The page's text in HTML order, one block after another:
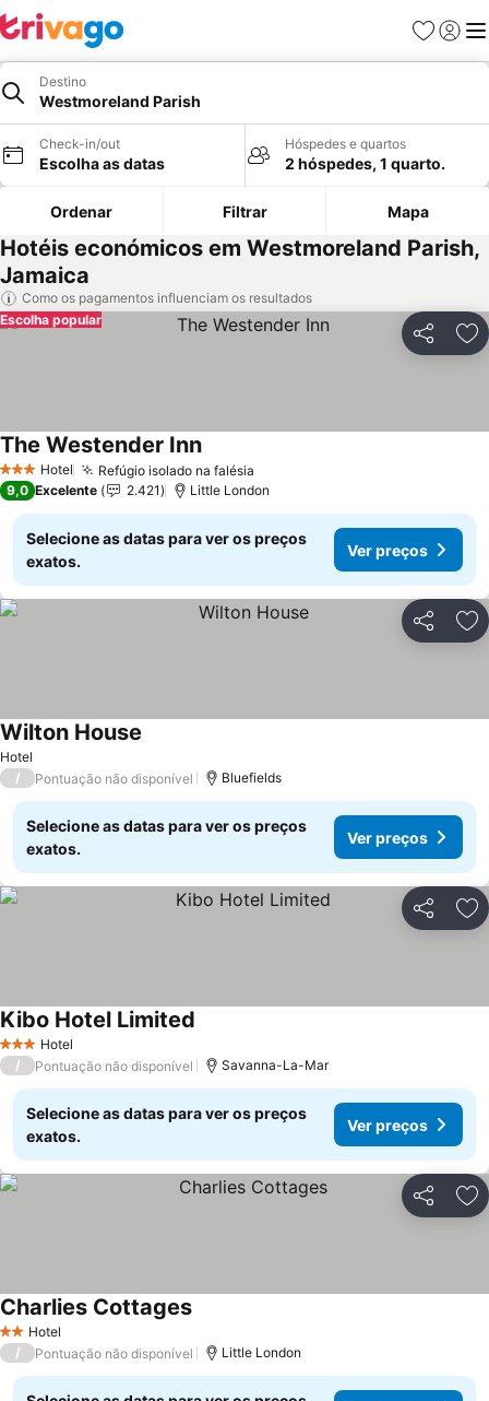
Favoritos
Iniciar
Destino
Westmoreland Parish
Check-in/out
Escolha as datas
Hóspedes e quartos
2 hóspedes, 1 quarto.
Ordenar Filtrar Mapa
Hotéis económicos em Westmoreland Parish,
Jamaica
Como os pagamentos influenciam os resultados
Partilhar
Escolha popular
3 EstrelasHotel Refúgio isolado na falésia
The Westender InnVer preços
9,0 Excelente 2.421 Little London
Selecione as datas para ver os preços
exatos.
Ver preços
Partilhar
Hotel
Wilton House
/ Pontuação não disponível Bluefields
Selecione as datas para ver os preços
exatos.
Ver preços
Partilhar
3 EstrelasHotel
Kibo Hotel Limited
/ Pontuação não disponível Savanna-La-Mar
Selecione as datas para ver os preços
exatos.
Ver preços
Partilhar
2 Estrelas
Hotel
Charlies CottagesVer preços
/ Pontuação não disponível Little London